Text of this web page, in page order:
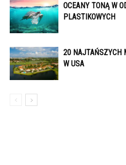
OCEANY TONĄ W
PLASTIKOWYCH
20 NAJTAŃSZYCH
W USA